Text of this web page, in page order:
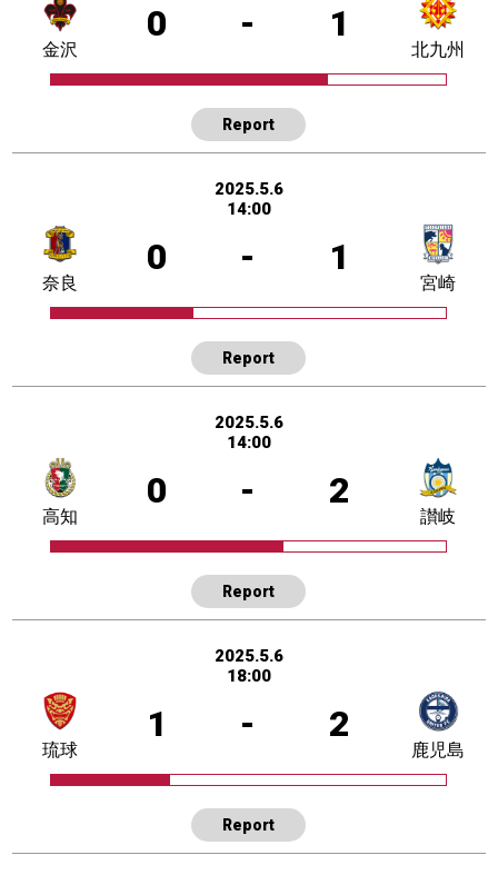
0 - 1
金沢 北九州
Report
2025.5.6
14:00
0 - 1
奈良 宮崎
Report
2025.5.6
14:00
0 - 2
高知 讃岐
Report
2025.5.6
18:00
1 - 2
琉球 鹿児島
Report